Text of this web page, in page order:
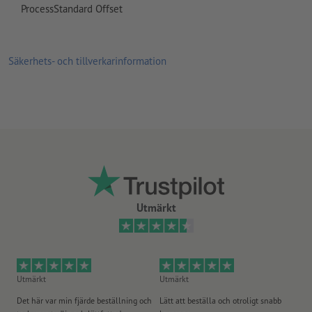
ProcessStandard Offset
Säkerhets- och tillverkarinformation
Utmärkt
Utmärkt
Det här var min fjärde beställning och
Utmärkt
Lätt att beställa och otroligt snabb